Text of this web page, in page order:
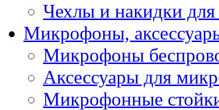
Чехлы и накидки
Микрофоны,
Микрофоны
Аксессуары для
Микрофонные